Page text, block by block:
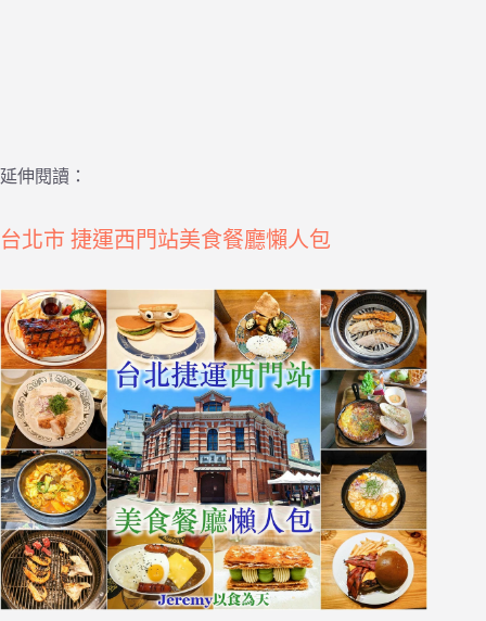
延伸閱讀：
台北市 捷運西門站美食餐廳懶人包